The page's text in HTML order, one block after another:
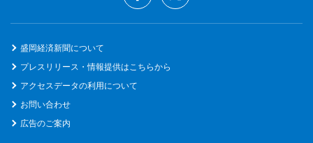
盛岡経済新聞について
プレスリリース・情報提供はこちらから
アクセスデータの利用について
お問い合わせ
広告のご案内